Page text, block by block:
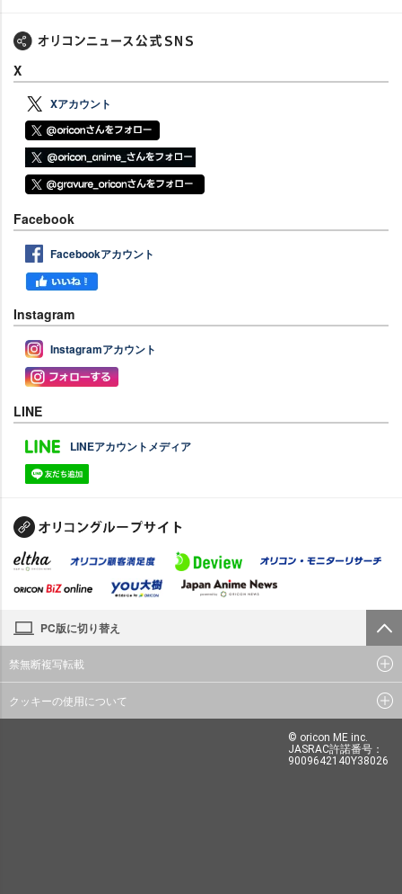
X
Xアカウント
Facebook
Facebookアカウント
Instagram
Instagramアカウント
LINE
LINEアカウントメディア
PC版に切り替え
禁無断複写転載
クッキーの使用について
© oricon ME inc.
JASRAC許諾番号：
9009642140Y38026